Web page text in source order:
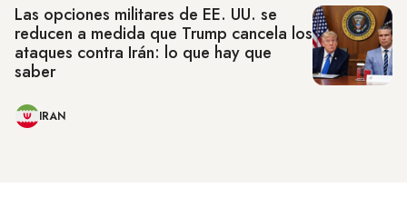
Las opciones militares de EE. UU. se
reducen a medida que Trump cancela los
ataques contra Irán: lo que hay que
saber
IRAN